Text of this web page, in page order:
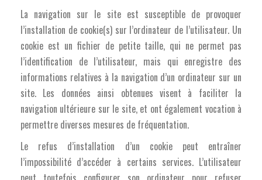
La navigation sur le site est susceptible de provoquer
l’installation de cookie(s) sur l’ordinateur de l’utilisateur. Un
cookie est un fichier de petite taille, qui ne permet pas
l’identification de l’utilisateur, mais qui enregistre des
informations relatives à la navigation d’un ordinateur sur un
site. Les données ainsi obtenues visent à faciliter la
navigation ultérieure sur le site, et ont également vocation à
permettre diverses mesures de fréquentation.
Le refus d’installation d’un cookie peut entraîner
l’impossibilité d’accéder à certains services. L’utilisateur